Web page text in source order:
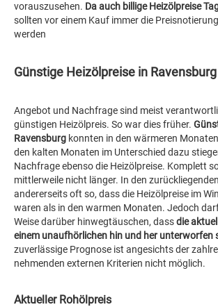
vorauszusehen. Da auch billige Heizölpreise
sollten vor einem Kauf immer die
werden
Günstige Heizölpreise in Ravensburg
Angebot und Nachfrage sind meist
günstigen Heizölpreis. So war dies früher.
Ravensburg konnten in den wärmeren
den kalten Monaten im Unterschied dazu
Nachfrage ebenso die Heizölpreise. Komplett
mittlerweile nicht länger. In den
andererseits oft so, dass die Heizölpreise im
waren als in den warmen Monaten. Jedoch
Weise darüber hinwegtäuschen, dassdie
einem unaufhörlichen hin und her unterworfen
zuverlässige Prognose ist angesichts der
nehmenden externen Kriterien nicht möglich.
Aktueller Rohölpreis